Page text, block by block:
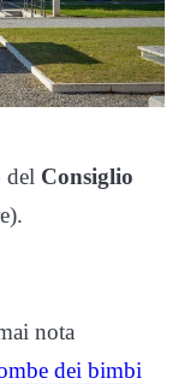
del Consiglio
nota
dei bimbi